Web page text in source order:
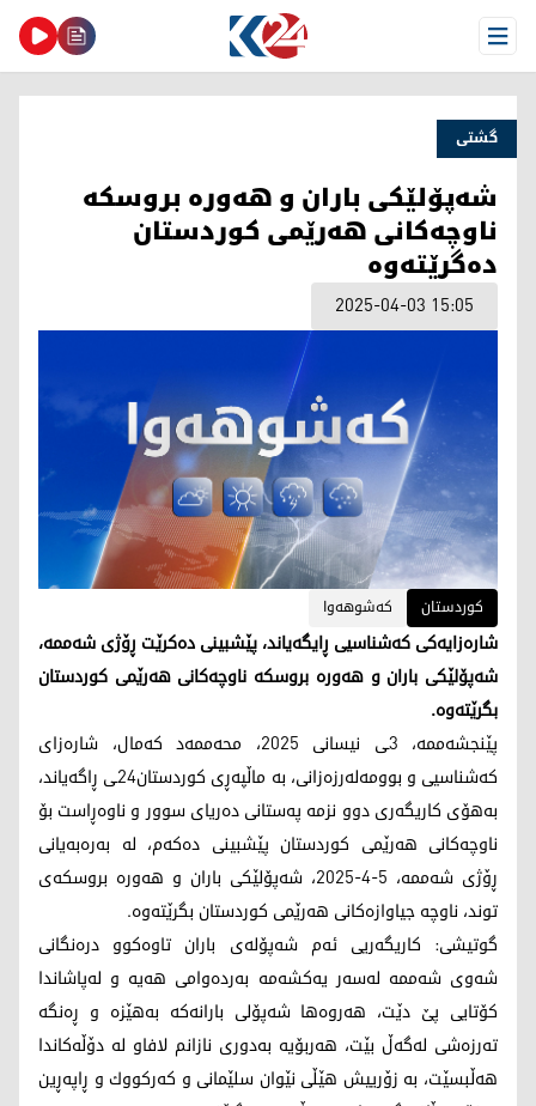
Open Menu
گشتی
شەپۆلێکی باران و هەورە بروسکە
ناوچەکانی هەرێمی کوردستان
دەگرێتەوە
2025-04-03 15:05
کوردستان کەشوهەوا
شارەزایەکی کەشناسیی ڕایگەیاند، پێشبینی دەکرێت ڕۆژی شەممە،
شەپۆلێکی باران و هەورە بروسکە ناوچەکانی هەرێمی کوردستان
بگرێتەوە.
پێنجشەممە، 3ـی نیسانی 2025، محەممەد کەمال، شارەزای
کەشناسیی و بوومەلەرزەزانی، بە ماڵپەڕی کوردستان24ـی ڕاگەیاند،
به‌هۆی كاریگه‌ری دوو نزمه‌ په‌ستانی ده‌ریای سوور و ناوه‌ڕاست بۆ
ناوچه‌كانی هه‌رێمی كوردستان پێشبینی دەکەم،‌ له‌ به‌ره‌به‌یانی
ڕۆژی شه‌ممه‌، 5-4-2025، شەپۆلێکی باران و هه‌وره‌ بروسكه‌ی
توند، ناوچه‌ جیاوازه‌كانی هه‌رێمی كوردستان بگرێته‌وه.
گوتیشی: كاریگه‌ریی ئه‌م شه‌پۆلەی باران تاوه‌كوو دره‌نگانی
شه‌وی شه‌ممه‌ له‌سه‌ر یه‌كشه‌مه‌ به‌رده‌وامی هه‌یه‌ و له‌پاشاندا
كۆتایی پێ دێت، هەروەها شەپۆلی بارانەکە به‌هێزە‌ و ڕەنگە
ته‌رزەشی لەگەڵ بێت‌، هه‌ربۆیه‌ به‌دوری نازانم لافاو له‌ دۆڵه‌كاندا
هەڵبسێت، به‌ زۆرییش هێڵی نێوان سلێمانی و كه‌ركووك و ڕاپه‌ڕین